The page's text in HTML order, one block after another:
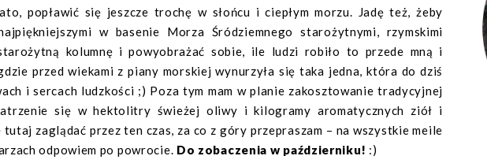
popławić się jeszcze trochę w słońcu i ciepłym morzu. Jadę też, żeby
w basenie Morza Śródziemnego starożytnymi, rzymskimi
kolumnę i powyobrażać sobie, ile ludzi robiło to przede mną i
przed wiekami z piany morskiej wynurzyła się taka jedna, która do dziś
i sercach ludzkości ;) Poza tym mam w planie zakosztowanie tradycyjnej
się w hektolitry świeżej oliwy i kilogramy aromatycznych ziół i
zaglądać przez ten czas, za co z góry przepraszam – na wszystkie meile
odpowiem po powrocie. Do zobaczenia w październiku! :)